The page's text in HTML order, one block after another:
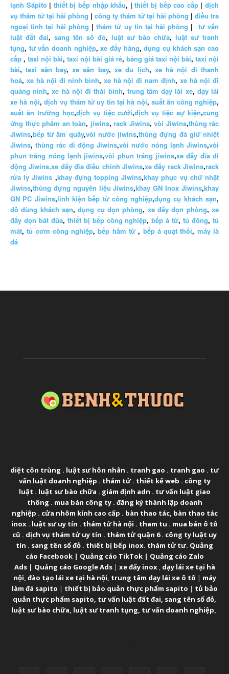
lạnh Sápito | thiết bị bếp nhập khẩu, |thiết bị bếp cao cấp|dịch
vụ thám tử tại hải phòng | công ty thám tử tại hải phòng | điều tra
ngoại tình tại hải phòng |thám tử uy tín tại hải phòng | tư vấn
luật đất đai, sang tên sổ đỏ, luật sư bào chữa, luật sư tranh
tụng, tư vấn doanh nghiệp,xe đẩy hàng,dụng cụ khách sạn cao
cấp , taxi nội bài, taxi nội bài giá rẻ, bảng giá taxi nội bài, taxi nội
bài,taxi sân bay,xe sân bay,xe du lịch, xe hà nội đi thanh
hoá, xe hà nội đi ninh bình, xe hà nội đi nam định,xe hà nội đi
quảng ninh,xe hà nội đi thái bình, trung tâm dạy lái xe, dạy lái
xe hà nội,dịch vụ thám tử uy tín tại hà nội,suất ăn công nghiệp,
suất ăn trường học,dịch vụ tiệc cưới,dịch vụ tiệc sự kiện,cung
ứng thực phẩm an toàn, jiwins, rack Jiwins, vòi Jiwins,thùng rác
Jiwins,bếp từ âm quầy,vòi nước jiwins,thùng đựng đá giữ nhiệt
Jiwins,thùng rác di động Jiwins,vòi nước nóng lạnh Jiwins,vòi
phun tráng nóng lạnh jiwins,vòi phun tráng jiwins,xe đẩy đĩa di
động Jiwins,xe đẩy đĩa điều chỉnh Jiwins,xe đẩy rack Jiwins,rack
rửa ly Jiwins ,khay đựng topping Jiwins,khay phục vụ chữ nhật
Jiwins,thùng đựng nguyên liệu Jiwins,khay GN Inox Jiwins,khay
GN PC Jiwins,linh kiện bếp từ công nghiệp,dụng cụ khách sạn,
đồ dùng khách sạn,dụng cụ dọn phòng, xe đẩy dọn phòng,xe
đẩy dọn bát đũa, thiết bị bếp công nghiệp,bếp á từ,tủ đông,tủ
mát,tủ cơm công nghiệp,bếp hầm từ , bếp á quạt thổi, máy là
đá
diệt côn trùng . luật sư hôn nhân . tranh gao . tranh gao . tư
vấn luật doanh nghiệp . thám tử. thiết kế web . công ty
luật . luật sư bào chữa . giám định adn . tư vấn luật giao
thông . mua bán công ty. đăng ký thành lập doanh
nghiệp . cửa nhôm kính cao cấp . bàn thao tác, bàn thao tác
inox . luật sư uy tín . thám tử hà nội . tham tu . mua bán ô tô
cũ . dịch vụ thám tử uy tín . thám tử quận 6. công ty luật uy
tín . sang tên sổ đỏ . thiết bị bếp inox. thám tử tư. Quảng
cáo Facebook| Quảng cáo TikTok| Quảng cáo Zalo
Ads| Quảng cáo Google Ads| xe đẩy inox, dạy lái xe tại hà
nội, đào tạo lái xe tại hà nội, trung tâm dạy lái xe ô tô | máy
làm đá sapito | thiết bị bảo quản thực phẩm sapito | tủ bảo
quản thực phẩm sapito, tư vấn luật đất đai, sang tên sổ đỏ,
luật sư bào chữa, luật sư tranh tụng, tư vấn doanh nghiệp,